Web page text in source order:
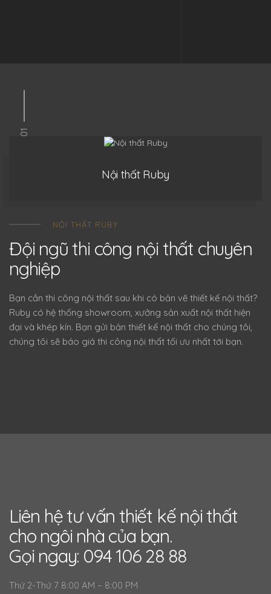
01
Nội thất Ruby
NỘI THẤT RUBY
Đội ngũ thi công nội thất chuyên
nghiệp
Bạn cần thi công nội thất sau khi có bản vẽ thiết kế nội thất?
Ruby có hệ thống showroom, xưởng sản xuất nội thất hiện
đại và khép kín. Bạn gửi bản thiết kế nội thất cho chúng tôi,
chúng tôi sẽ báo giá thi công nội thất tối ưu nhất tới bạn.
Liên hệ tư vấn thiết kế nội thất
cho ngôi nhà của bạn.
Gọi ngay: 094 106 28 88
Thứ 2-Thứ 7 8:00 AM – 8:00 PM